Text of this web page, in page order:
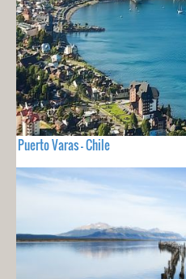
Puerto Varas - Chile